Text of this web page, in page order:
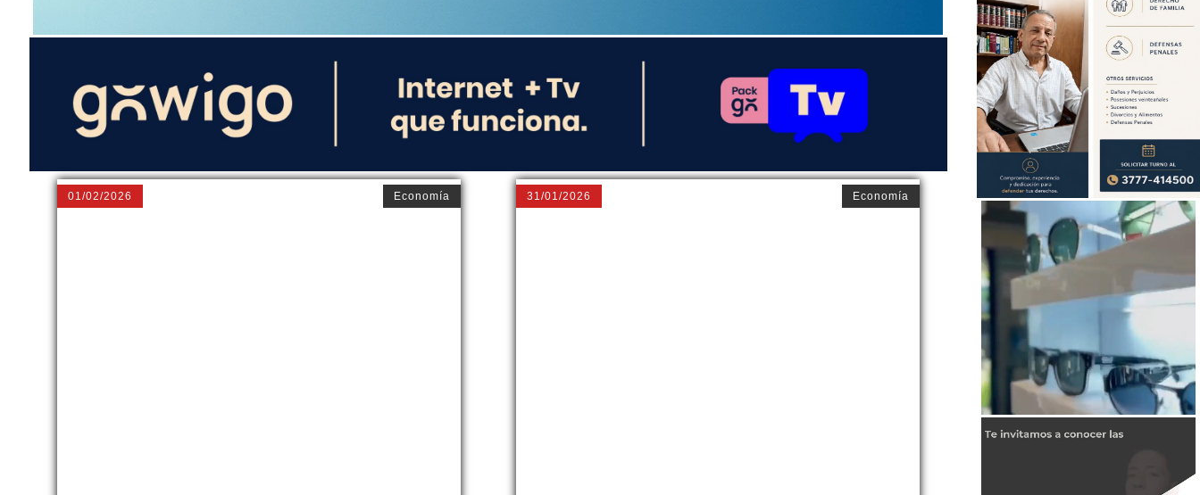
01/02/2026 Economía 31/01/2026 Economía